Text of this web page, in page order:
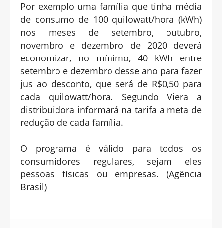
Por exemplo uma família que tinha média
de consumo de 100 quilowatt/hora (kWh)
nos meses de setembro, outubro,
novembro e dezembro de 2020 deverá
economizar, no mínimo, 40 kWh entre
setembro e dezembro desse ano para fazer
jus ao desconto, que será de R$0,50 para
cada quilowatt/hora. Segundo Viera a
distribuidora informará na tarifa a meta de
redução de cada família.
O programa é válido para todos os
consumidores regulares, sejam eles
pessoas físicas ou empresas. (Agência
Brasil)